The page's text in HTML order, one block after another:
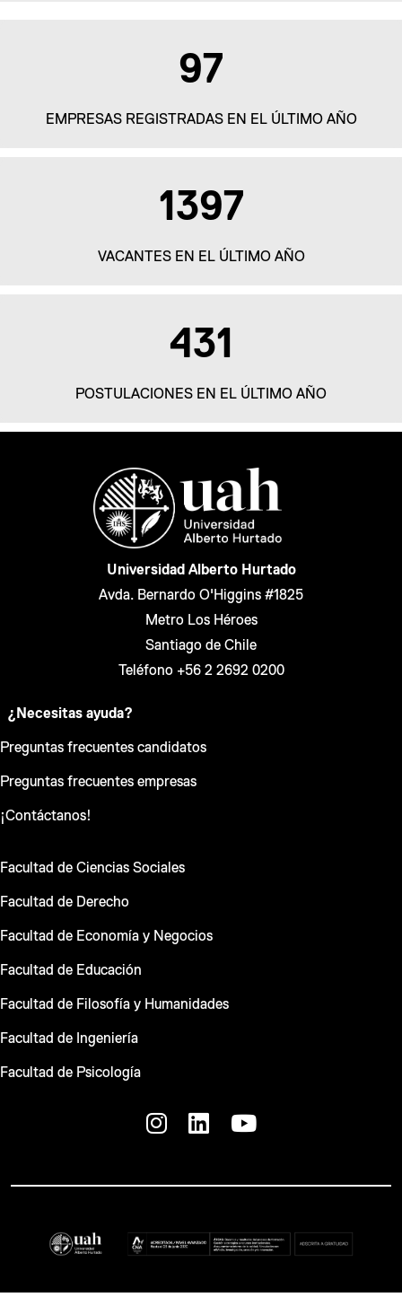
155
EMPRESAS REGISTRADAS EN EL ÚLTIMO AÑO
2235
VACANTES EN EL ÚLTIMO AÑO
690
POSTULACIONES EN EL ÚLTIMO AÑO
Universidad Alberto Hurtado
Avda. Bernardo O'Higgins #1825
Metro Los Héroes
Santiago de Chile
Teléfono +56 2 2692 0200
¿Necesitas ayuda?
Preguntas frecuentes candidatos
Preguntas frecuentes empresas
¡Contáctanos!
Facultad de Ciencias Sociales
Facultad de Derecho
Facultad de Economía y Negocios
Facultad de Educación
Facultad de Filosofía y Humanidades
Facultad de Ingeniería
Facultad de Psicología